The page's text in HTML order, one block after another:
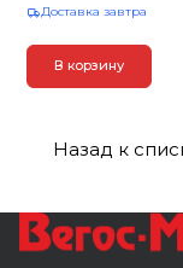
Доставка завтра
В корзину
Назад к